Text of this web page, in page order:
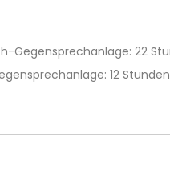
Gegensprechanlage: 22
12 Stunden